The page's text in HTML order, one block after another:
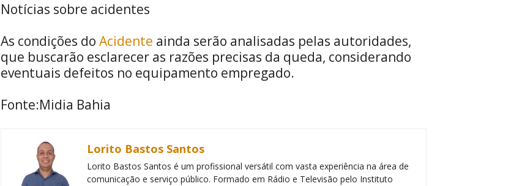
Notícias sobre acidentes
As condições do Acidente ainda serão analisadas pelas autoridades,
que buscarão esclarecer as razões precisas da queda, considerando
eventuais defeitos no equipamento empregado.
Fonte:Midia Bahia
Lorito Bastos Santos
Lorito Bastos Santos é um profissional versátil com vasta experiência na área de
comunicação e serviço público. Formado em Rádio e Televisão pelo Instituto